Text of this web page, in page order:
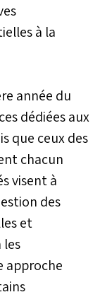
à la
année du
dédiées aux
que ceux des
chacun
visent à
des
et
les
approche